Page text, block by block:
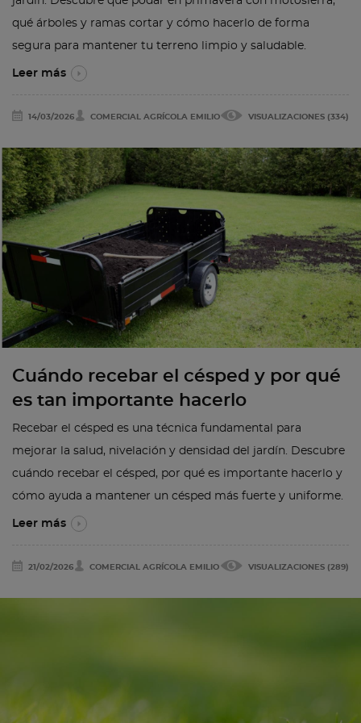
qué árboles y ramas cortar y cómo hacerlo de forma
segura para mantener tu terreno limpio y saludable.
Leer más
14/03/2026 COMERCIAL AGRÍCOLA EMILIO VISUALIZACIONES (334)
Cuándo recebar el césped y por qué
es tan importante hacerlo
Recebar el césped es una técnica fundamental para
mejorar la salud, nivelación y densidad del jardín. Descubre
cuándo recebar el césped, por qué es importante hacerlo y
cómo ayuda a mantener un césped más fuerte y uniforme.
Leer más
21/02/2026 COMERCIAL AGRÍCOLA EMILIO VISUALIZACIONES (289)